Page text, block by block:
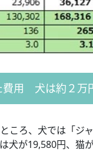
費用 犬は約２万
ころ、犬では「ジ
犬が19,580円、